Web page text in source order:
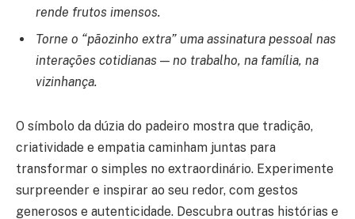
rende frutos imensos.
Torne o “pãozinho extra” uma assinatura pessoal nas
interações cotidianas — no trabalho, na família, na
vizinhança.
O símbolo da dúzia do padeiro mostra que tradição,
criatividade e empatia caminham juntas para
transformar o simples no extraordinário. Experimente
surpreender e inspirar ao seu redor, com gestos
generosos e autenticidade. Descubra outras histórias e